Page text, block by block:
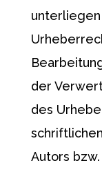
der
des
Autors